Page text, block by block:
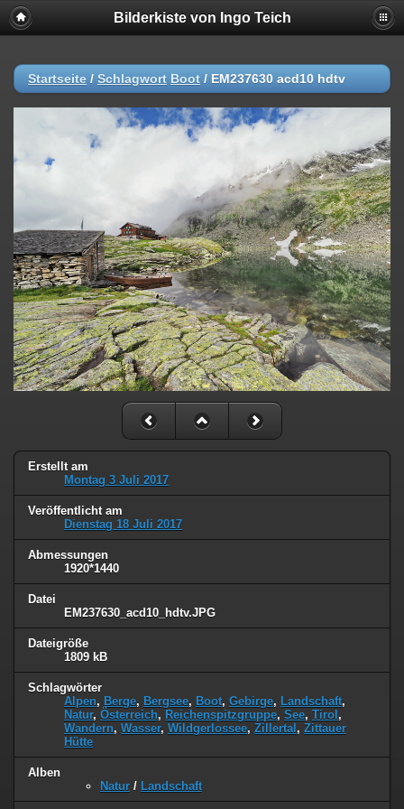
Bilderkiste von Ingo Teich
Startseite / Schlagwort Boot / EM237630 acd10 hdtv
Erstellt am
Montag 3 Juli 2017
Veröffentlicht am
Dienstag 18 Juli 2017
Abmessungen
1920*1440
Datei
EM237630_acd10_hdtv.JPG
Dateigröße
1809 kB
Schlagwörter
Alpen, Berge, Bergsee, Boot, Gebirge, Landschaft,
Natur, Österreich, Reichenspitzgruppe, See, Tirol ,
Wandern, Wasser, Wildgerlossee, Zillertal , Zittauer
Hütte
Alben
Natur / Landschaft